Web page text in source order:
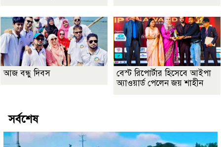
আজ বন্ধু দিবস
বেস্ট রিপোর্টার হিসেবে আইপা
অ্যাওয়ার্ড পেলেন জয় শাহীন
সর্বশেষ